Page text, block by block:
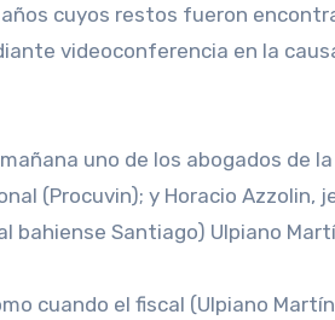
videoconferencia en la
uno de los abogados de
(Procuvin); y Horacio Azzolin,
bahiense Santiago) Ulpiano
cuando el fiscal (Ulpiano